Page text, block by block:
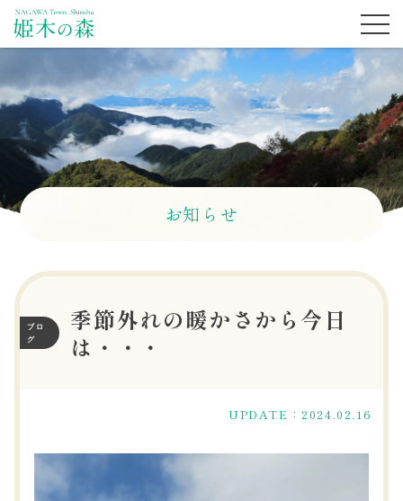
お知らせ
ブロ
グ
季節外れの暖かさから今日
は・・・
UPDATE：2024.02.16